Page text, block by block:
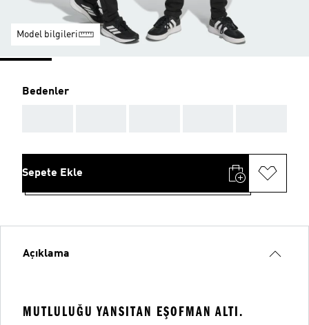
Model bilgileri
Bedenler
Sepete Ekle
Açıklama
MUTLULUĞU YANSITAN EŞOFMAN ALTI.